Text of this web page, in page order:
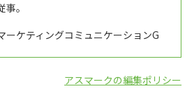
。
ケティングコミュニケーションG
アスマークの編集ポリシー